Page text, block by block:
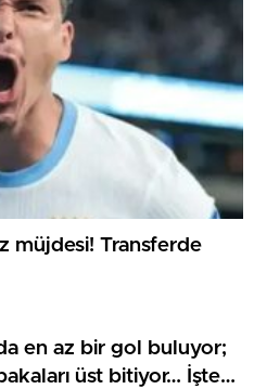
müjdesi! Transferde
en az bir gol buluyor;
üst bitiyor… İşte